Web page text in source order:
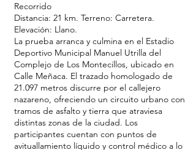
Recorrido
Distancia: 21 km. Terreno: Carretera.
Elevación: Llano.
La prueba arranca y culmina en el Estadio
Deportivo Municipal Manuel Utrilla del
Complejo de Los Montecillos, ubicado en
Calle Meñaca. El trazado homologado de
21.097 metros discurre por el callejero
nazareno, ofreciendo un circuito urbano con
tramos de asfalto y tierra que atraviesa
distintas zonas de la ciudad. Los
participantes cuentan con puntos de
avituallamiento líquido y control médico a lo